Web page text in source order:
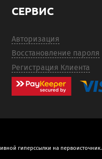
СЕРВИС
Авторизация
Восстановление пароля
Регистрация Клиента
гиперссылки на первоисточник.